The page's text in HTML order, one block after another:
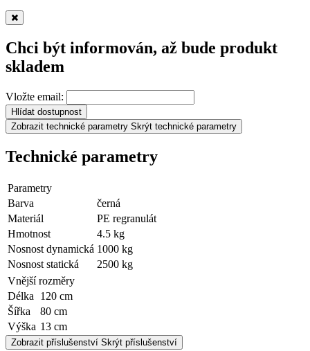
Chci být informován, až bude produkt
skladem
Vložte email:
Hlídat dostupnost
Zobrazit technické parametry Skrýt technické parametry
Technické parametry
Parametry
Barva
černá
Materiál
PE regranulát
Hmotnost
4.5 kg
Nosnost dynamická 1000 kg
Nosnost statická
2500 kg
Vnější rozměry
Délka
120 cm
Šířka
80 cm
Výška 13 cm
Zobrazit příslušenství Skrýt příslušenství